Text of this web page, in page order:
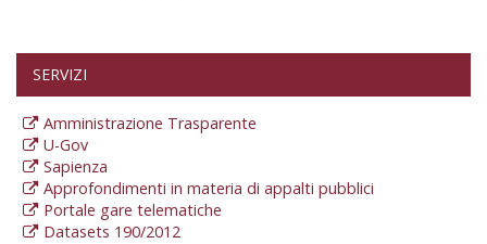
SERVIZI
Amministrazione Trasparente
U-Gov
Sapienza
Approfondimenti in materia di appalti pubblici
Portale gare telematiche
Datasets 190/2012